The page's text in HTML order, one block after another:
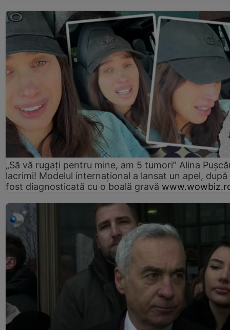
„Să vă rugați pentru mine, am 5 tumori” Alina
lacrimi! Modelul internațional a lansat un apel, după
fost diagnosticată cu o boală gravă